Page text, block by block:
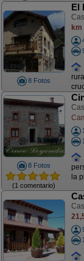
8 Fotos
El
km
8 Fotos
(1 comentario)
la